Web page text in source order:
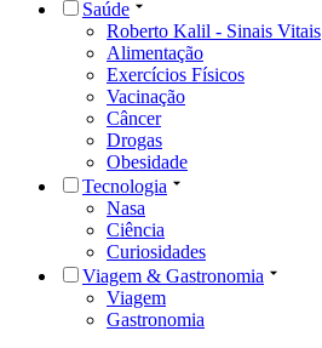
Saúde
Roberto Kalil - Sinais Vitais
Alimentação
Exercícios Físicos
Vacinação
Câncer
Drogas
Obesidade
Tecnologia
Nasa
Ciência
Curiosidades
Viagem & Gastronomia
Viagem
Gastronomia